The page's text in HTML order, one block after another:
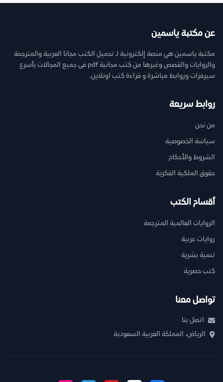
عن مكتبة ياسمين
مكتبة ياسمين هي منصة إلكترونية لـ تحميل الكتب مجانا العربية والمترجمة
والروايات والقصص وغيرها من كتب مجانية pdf فى جميع المجالات بأسرع
سيرفرات وروابط مباشرة و قراءة كتب اونلاين.
روابط سريعة
من نحن
سياسة الخصوصية
الشروط والأحكام
حقوق الملكية الفكرية
أقسام الكتب
الروايات العالمية المترجمة
روايات عربية
تنمية بشرية
كتب حصرية
تواصل معنا
اتصل بنا
الرياض، المملكة العربية السعودية